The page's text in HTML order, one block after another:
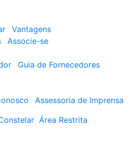
Vantagens
Associe-se
Guia de Fornecedores
Assessoria de Imprensa
Área Restrita